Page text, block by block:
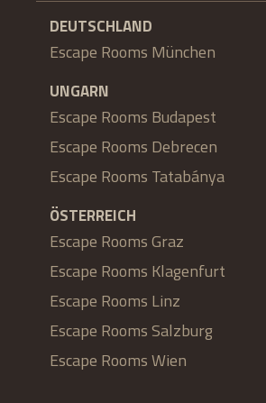
DEUTSCHLAND
Escape Rooms München
UNGARN
Escape Rooms Budapest
Escape Rooms Debrecen
Escape Rooms Tatabánya
ÖSTERREICH
Escape Rooms Graz
Escape Rooms Klagenfurt
Escape Rooms Linz
Escape Rooms Salzburg
Escape Rooms Wien